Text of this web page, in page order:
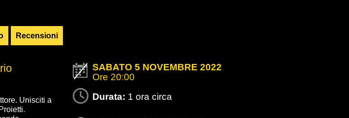
Recensioni
SABATO 5 NOVEMBRE 2022
Ore 20:00
Durata: 1 ora circa
Unisciti a